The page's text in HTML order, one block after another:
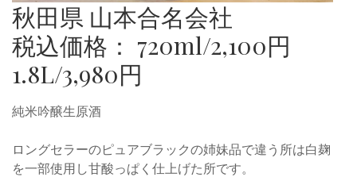
秋田県 山本合名会社
税込価格： 720ml/2,100円
1.8L/3,980円
純米吟醸生原酒
ロングセラーのピュアブラックの姉妹品で違う所は白麹
を一部使用し甘酸っぱく仕上げた所です。